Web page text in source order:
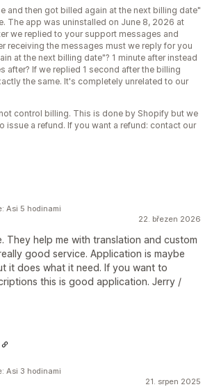
and then got billed again at the next billing date"
The app was uninstalled on June 8, 2026 at
we replied to your support messages and
receiving the messages must we reply for you
at the next billing date"? 1 minute after instead
after? If we replied 1 second after the billing
the same. It's completely unrelated to our
control billing. This is done by Shopify but we
issue a refund. If you want a refund: contact our
22. březen 2026
They help me with translation and custom
good service. Application is maybe
it does what it need. If you want to
this is good application. Jerry /
Asi 5 hodinami
21. srpen 2025
Asi 3 hodinami